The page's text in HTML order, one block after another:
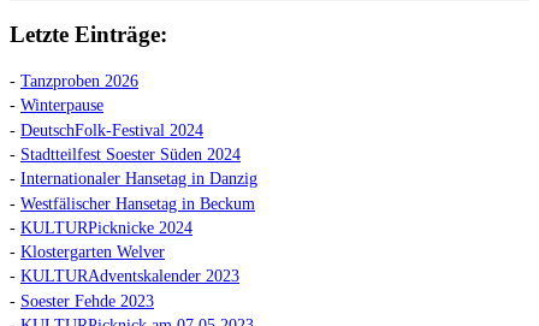
Letzte Einträge:
- Tanzproben 2026
- Winterpause
- DeutschFolk-Festival 2024
- Stadtteilfest Soester Süden 2024
- Internationaler Hansetag in Danzig
- Westfälischer Hansetag in Beckum
- KULTURPicknicke 2024
- Klostergarten Welver
- KULTURAdventskalender 2023
- Soester Fehde 2023